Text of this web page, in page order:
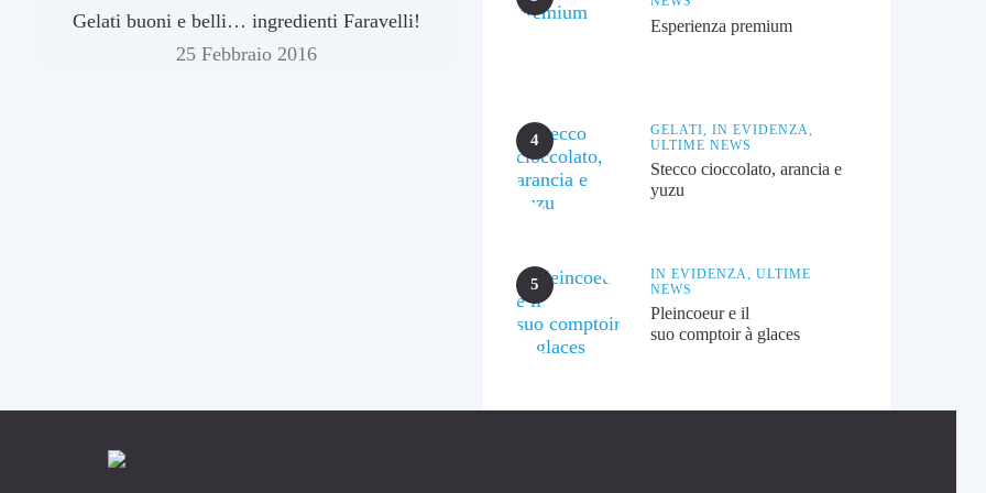
Gelati buoni e belli… ingredienti Faravelli!
25 Febbraio 2016
Esperienza premium
GELATI, IN EVIDENZA,
ULTIME NEWS
Stecco cioccolato, arancia e
yuzu
IN EVIDENZA, ULTIME
NEWS
Pleincoeur e il
suo comptoir à glaces